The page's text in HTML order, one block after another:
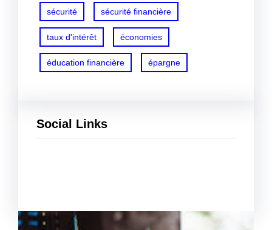
sécurité sécurité financière
taux d'intérêt économies
éducation financière épargne
Social Links